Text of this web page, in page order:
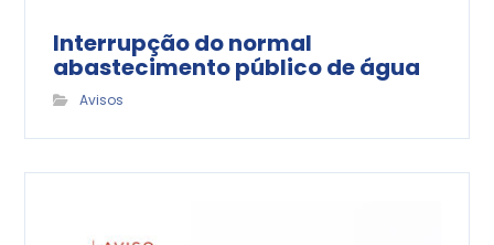
Interrupção do normal
abastecimento público de água
Avisos